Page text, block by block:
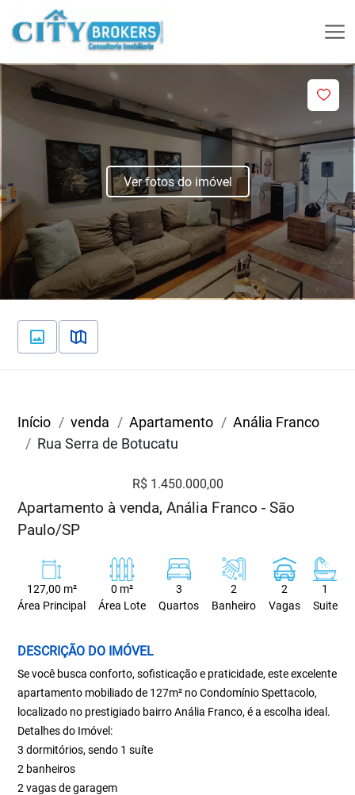
Ver fotos do imóvel
Início venda Apartamento
Anália Franco
Rua Serra de Botucatu
R$ 1.450.000,00
Apartamento à venda, Anália Franco - São
Paulo/SP
127,00 m²
Área Principal
0 m²
Área Lote
3
Quartos
2
Banheiro
2
Vagas
1
Suite
DESCRIÇÃO DO IMÓVEL
Se você busca conforto, sofisticação e praticidade, este excelente
apartamento mobiliado de 127m² no Condomínio Spettacolo,
localizado no prestigiado bairro Anália Franco, é a escolha ideal.
Detalhes do Imóvel:
3 dormitórios, sendo 1 suíte
2 banheiros
2 vagas de garagem